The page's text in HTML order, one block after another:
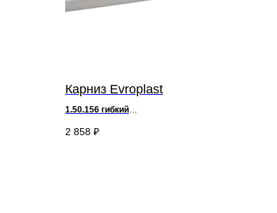
Карниз Evroplast
1.50.156 гибкий
2 858 ₽